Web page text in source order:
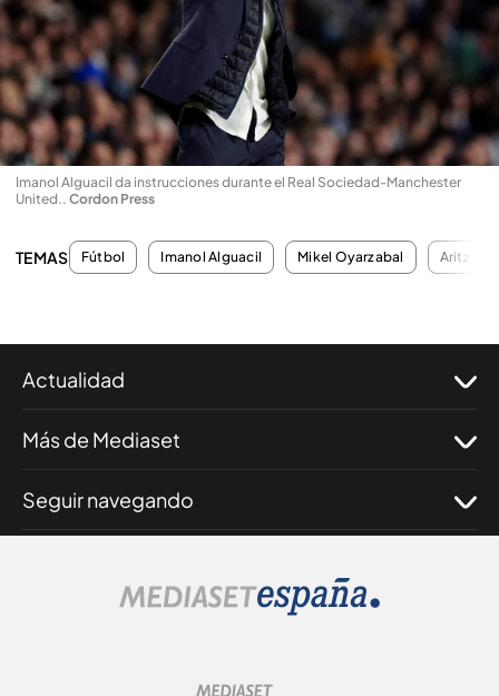
Imanol Alguacil da instrucciones durante el Real Sociedad-Manchester
United.. Cordon Press
TEMAS Fútbol Imanol Alguacil Mikel Oyarzabal Aritz
Actualidad
Más de Mediaset
Seguir navegando